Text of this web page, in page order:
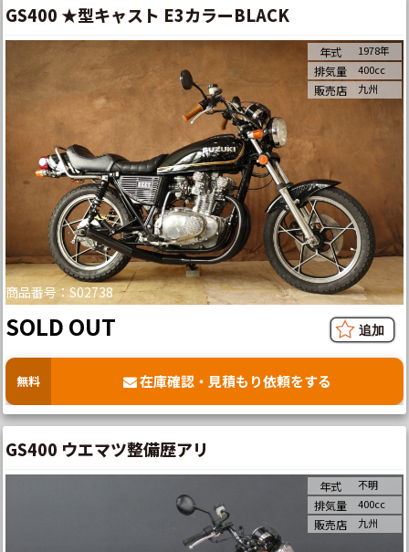
GS400 ★型キャスト E3カラーBLACK
商品番号：S02738
年式 1978年
排気量 400cc
販売店 九州
SOLD OUT
無料 在庫確認・見積もり依頼をする
GS400 ウエマツ整備歴アリ
年式 不明
排気量 400cc
販売店 九州